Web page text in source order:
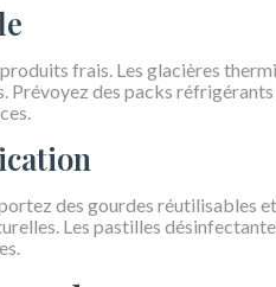
frais. Les glacières
Prévoyez des packs
des gourdes réutilisables
Les pastilles